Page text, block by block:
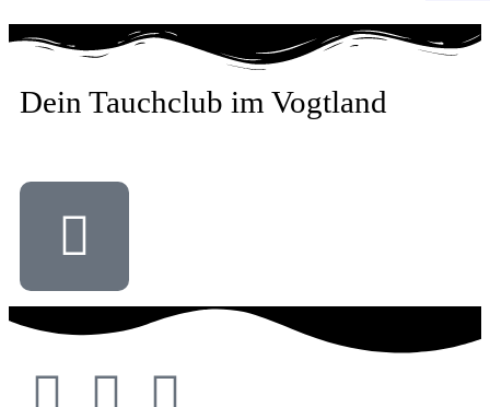
Dein Tauchclub im Vogtland